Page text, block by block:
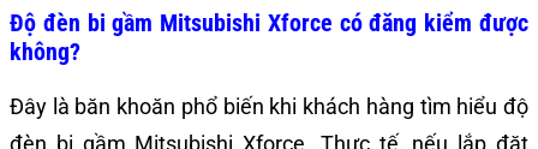
Độ đèn bi gầm Mitsubishi Xforce có đăng kiểm được
không?
Đây là băn khoăn phổ biến khi khách hàng tìm hiểu độ
đèn bi gầm Mitsubishi Xforce. Thực tế, nếu lắp đặt